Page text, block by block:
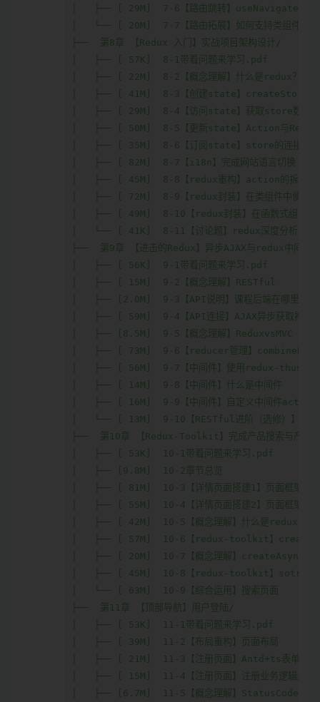
│   ├── [ 29M]  7-6【路由跳转】useNavigate()
│   └── [ 20M]  7-7【路由拓展】如何支持类组件
├──  第8章 【Redux 入门】实战项目架构设计/
│   ├── [ 57K]  8-1带着问题来学习.pdf
│   ├── [ 22M]  8-2【概念理解】什么是redux？
│   ├── [ 41M]  8-3【创建state】createStore
│   ├── [ 29M]  8-4【访问state】获取store数据
│   ├── [ 50M]  8-5【更新state】Action与
│   ├── [ 35M]  8-6【订阅state】store的连接与
│   ├── [ 82M]  8-7【i18n】完成网站语言切换
│   ├── [ 45M]  8-8【redux重构】action的拆分与
│   ├── [ 72M]  8-9【redux封装】在类组件中使
│   ├── [ 49M]  8-10【redux封装】在函数式组建
│   └── [ 41K]  8-11【讨论题】redux深度分析.pdf
├──  第9章 【进击的Redux】异步AJAX与redux中间件/
│   ├── [ 56K]  9-1带着问题来学习.pdf
│   ├── [ 15M]  9-2【概念理解】RESTful
│   ├── [2.0M]  9-3【API说明】课程后端在哪里？
│   ├── [ 59M]  9-4【API连接】AJAX异步获取推荐
│   ├── [8.5M]  9-5【概念理解】ReduxvsMVC
│   ├── [ 73M]  9-6【reducer管理】
│   ├── [ 56M]  9-7【中间件】使用redux-thunk中
│   ├── [ 14M]  9-8【中间件】什么是中间件
│   ├── [ 16M]  9-9【中间件】自定义中间件
│   └── [ 13M]  9-10【RESTful进阶（选修）】
├──  第10章 【Redux-Toolkit】完成产品搜索与产品
│   ├── [ 53K]  10-1带着问题来学习.pdf
│   ├── [9.8M]  10-2章节总览
│   ├── [ 81M]  10-3【详情页面搭建1】页面框架、详
│   ├── [ 55M]  10-4【详情页面搭建2】页面框架、详
│   ├── [ 42M]  10-5【概念理解】什么是redux-
│   ├── [ 57M]  10-6【redux-toolkit】
│   ├── [ 20M]  10-7【概念理解】
│   ├── [ 45M]  10-8【redux-toolkit】sotre配
│   └── [ 63M]  10-9【综合运用】搜索页面
├──  第11章 【顶部导航】用户登陆/
│   ├── [ 53K]  11-1带着问题来学习.pdf
│   ├── [ 39M]  11-2【布局重构】页面布局
│   ├── [ 21M]  11-3【注册页面】Antd+ts表单处理
│   ├── [ 15M]  11-4【注册页面】注册业务逻辑处理
│   ├── [6.7M]  11-5【概念理解】StatusCode的重